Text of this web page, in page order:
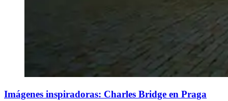
Imágenes inspiradoras: Charles Bridge en Praga